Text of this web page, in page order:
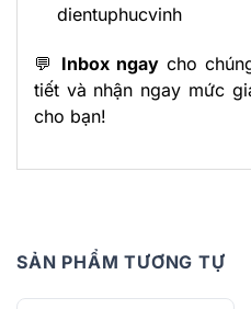
dientuphucvinh
💬 Inbox ngay cho
tiết và nhận ngay mức
cho bạn!
SẢN PHẨM TƯƠNG TỰ